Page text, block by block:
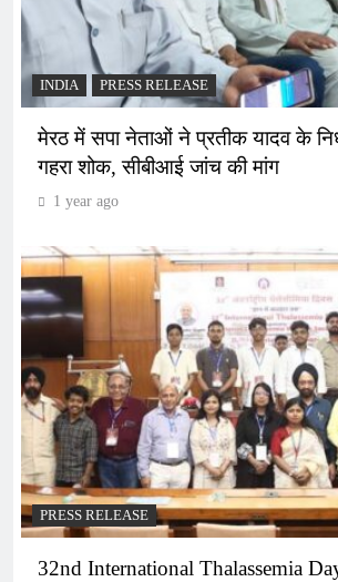
INDIA PRESS RELEASE
मेरठ में सपा नेताओं ने प्रतीक यादव के
गहरा शोक, सीबीआई जांच की मांग
1 year ago
PRESS RELEASE
32nd International Thalassemia